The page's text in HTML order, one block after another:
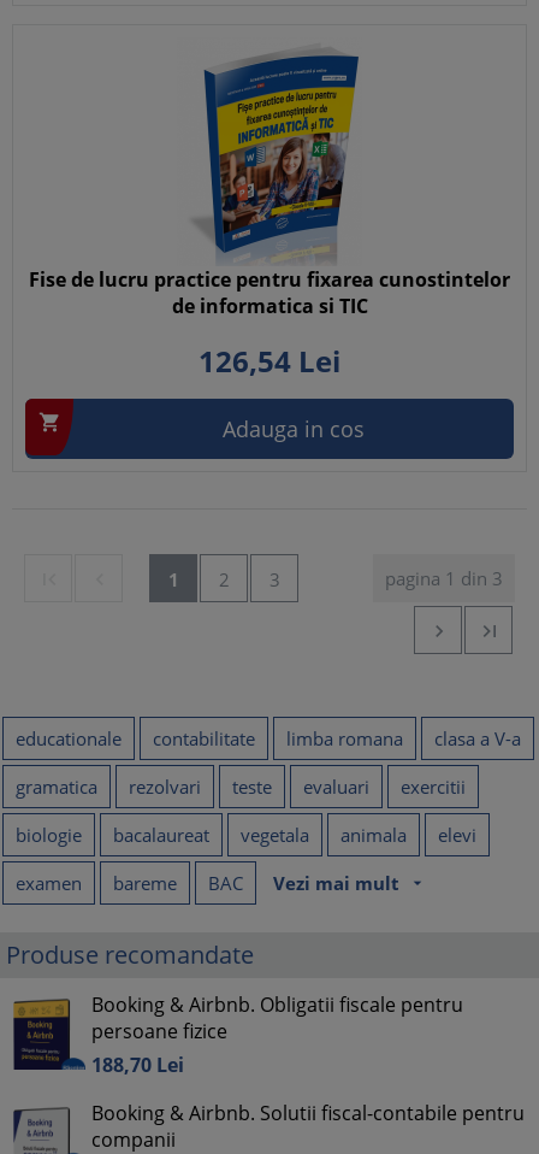
Fise de lucru practice pentru fixarea cunostintelor
de informatica si TIC
126,54 Lei
 Adauga in cos
1 2 3 pagina 1 din 3


educationale contabilitate limba romana
clasa a V-a
gramatica
rezolvari teste evaluari
exercitii
biologie
bacalaureat vegetala animala
elevi
examen
bareme BAC Vezi mai mult arrow_drop_down
Produse recomandate
Booking & Airbnb. Obligatii fiscale pentru
persoane fizice
188,70 Lei
Booking & Airbnb. Solutii fiscal-contabile pentru
companii